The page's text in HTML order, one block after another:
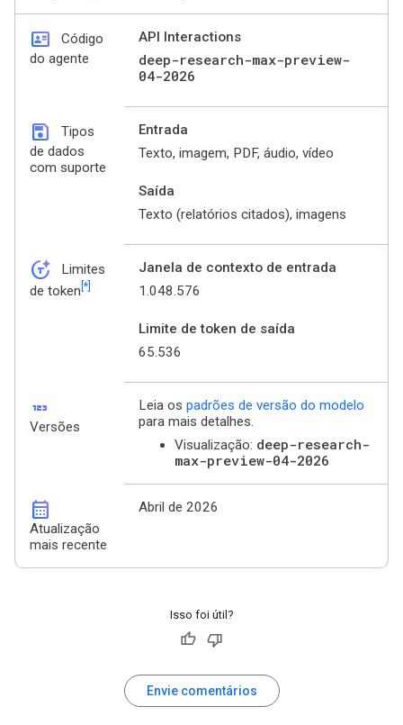
id_card
Código
do agente
API Interactions
deep-research-max-preview-
04-2026
save
Tipos
de dados
com suporte
Entrada
Texto, imagem, PDF, áudio, vídeo
Saída
Texto (relatórios citados), imagens
token_auto
Limites
de token [*]
Janela de contexto de entrada
1.048.576
Limite de token de saída
65.536
123
Versões
Leia os padrões de versão do modelo
para mais detalhes.
Visualização: deep-research-
max-preview-04-2026
calendar_month
Atualização
mais recente
Abril de 2026
Isso foi útil?
Envie comentários